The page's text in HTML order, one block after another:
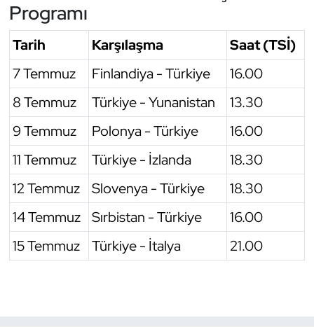
Programı
Tarih Karşılaşma
Saat (TSİ)
7 Temmuz
Finlandiya - Türkiye
16.00
8 Temmuz
Türkiye - Yunanistan
13.30
9 Temmuz
Polonya - Türkiye
16.00
11 Temmuz
Türkiye - İzlanda
18.30
12 Temmuz
Slovenya - Türkiye
18.30
14 Temmuz
Sırbistan - Türkiye
16.00
15 Temmuz
Türkiye - İtalya 21.00